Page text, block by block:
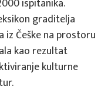
ispitanika.
graditelja
iz Češke na prostoru
kao rezultat
kulturne